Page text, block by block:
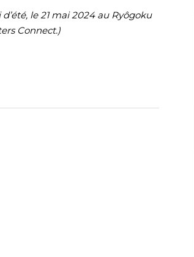
le 21 mai 2024 au Ryôgoku
Connect.)